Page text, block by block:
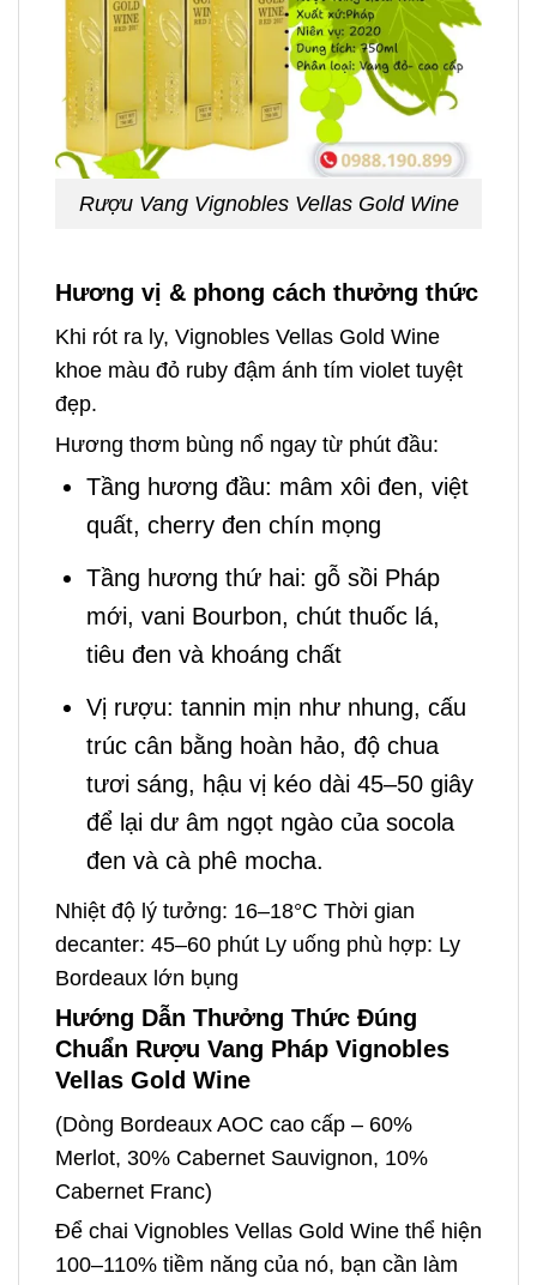
Rượu Vang Vignobles Vellas Gold Wine
Hương vị & phong cách thưởng thức
Khi rót ra ly, Vignobles Vellas Gold Wine
khoe màu đỏ ruby đậm ánh tím violet tuyệt
đẹp.
Hương thơm bùng nổ ngay từ phút đầu:
Tầng hương đầu: mâm xôi đen, việt
quất, cherry đen chín mọng
Tầng hương thứ hai: gỗ sồi Pháp
mới, vani Bourbon, chút thuốc lá,
tiêu đen và khoáng chất
Vị rượu: tannin mịn như nhung, cấu
trúc cân bằng hoàn hảo, độ chua
tươi sáng, hậu vị kéo dài 45–50 giây
để lại dư âm ngọt ngào của socola
đen và cà phê mocha.
Nhiệt độ lý tưởng: 16–18°C Thời gian
decanter: 45–60 phút Ly uống phù hợp: Ly
Bordeaux lớn bụng
Hướng Dẫn Thưởng Thức Đúng
Chuẩn Rượu Vang Pháp Vignobles
Vellas Gold Wine
(Dòng Bordeaux AOC cao cấp – 60%
Merlot, 30% Cabernet Sauvignon, 10%
Cabernet Franc)
Để chai Vignobles Vellas Gold Wine thể hiện
100–110% tiềm năng của nó, bạn cần làm